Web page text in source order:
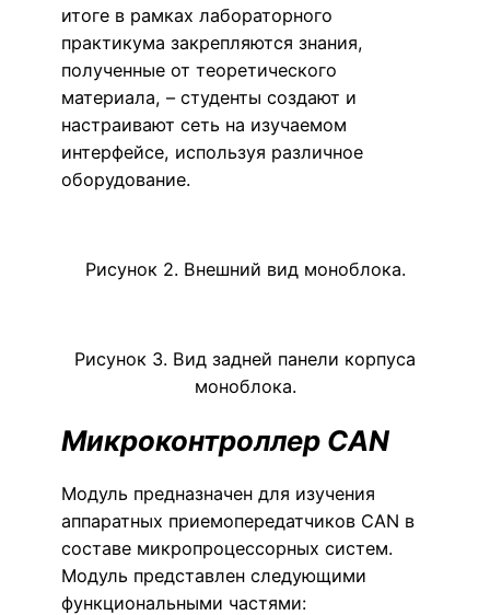
итоге в рамках лабораторного
практикума закрепляются знания,
полученные от теоретического
материала, – студенты создают и
настраивают сеть на изучаемом
интерфейсе, используя различное
оборудование.
Рисунок 2. Внешний вид моноблока.
Рисунок 3. Вид задней панели корпуса
моноблока.
Микроконтроллер CAN
Модуль предназначен для изучения
аппаратных приемопередатчиков CAN в
составе микропроцессорных систем.
Модуль представлен следующими
функциональными частями: